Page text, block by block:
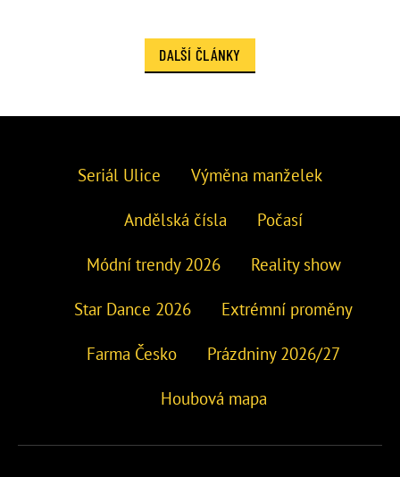
DALŠÍ ČLÁNKY
Seriál Ulice Výměna manželek
Andělská čísla Počasí
Módní trendy 2026 Reality show
Star Dance 2026 Extrémní proměny
Farma Česko Prázdniny 2026/27
Houbová mapa